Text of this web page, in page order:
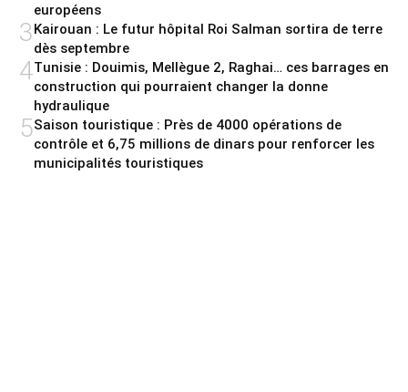
européens
3Kairouan : Le futur hôpital Roi Salman sortira de terre
dès septembre
4Tunisie : Douimis, Mellègue 2, Raghai… ces barrages en
construction qui pourraient changer la donne
hydraulique
5Saison touristique : Près de 4000 opérations de
contrôle et 6,75 millions de dinars pour renforcer les
municipalités touristiques